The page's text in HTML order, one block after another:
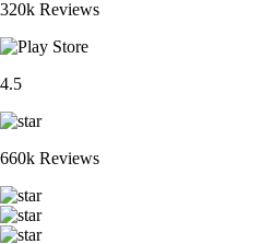
320k Reviews
4.5
660k Reviews